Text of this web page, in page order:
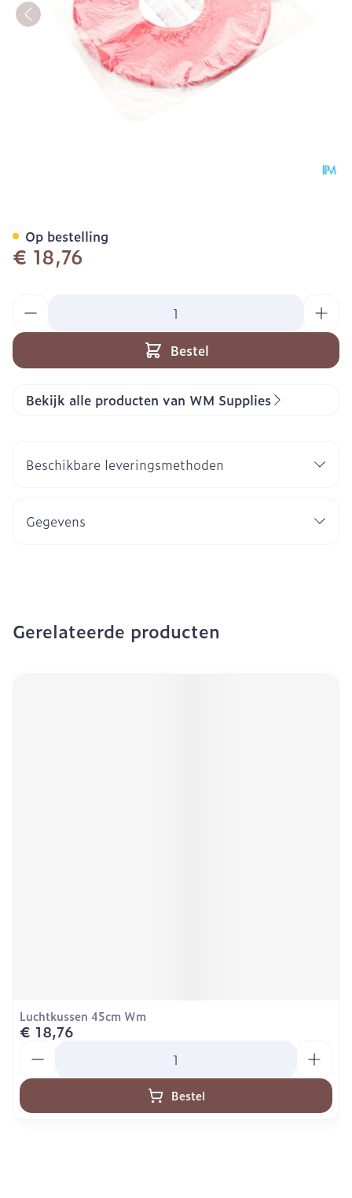
€ 18,76
Bestel
Op bestelling
Bekijk alle producten van WM Supplies
Beschikbare leveringsmethoden
Gegevens
Gerelateerde producten
Luchtkussen 45cm Wm
€ 18,76
Bestel